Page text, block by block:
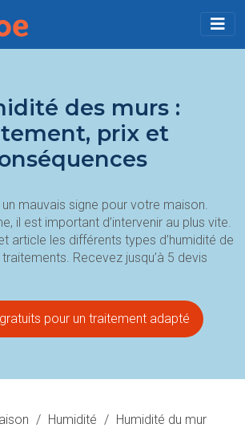
des murs :
prix et
mauvais signe pour votre maison.
il est important d’intervenir au plus vite.
article les différents types d’humidité de
Recevez jusqu’à 5 devis
pour un traitement adapté
/ Humidité / Humidité du mur